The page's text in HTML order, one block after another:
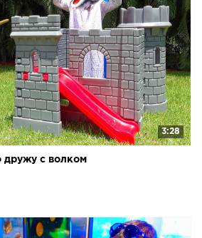
3:28
дружу с волком